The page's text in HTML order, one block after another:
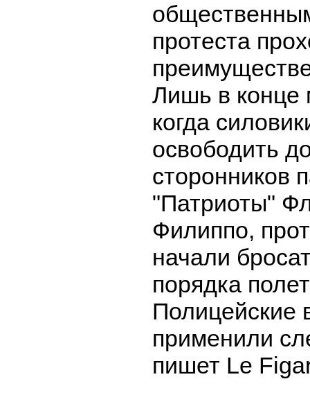
протеста
Лишь в конце
когда
освободить
сторонников
"Патриоты"
Филиппо,
начали
порядка
Полицейские
применили
пишет Le